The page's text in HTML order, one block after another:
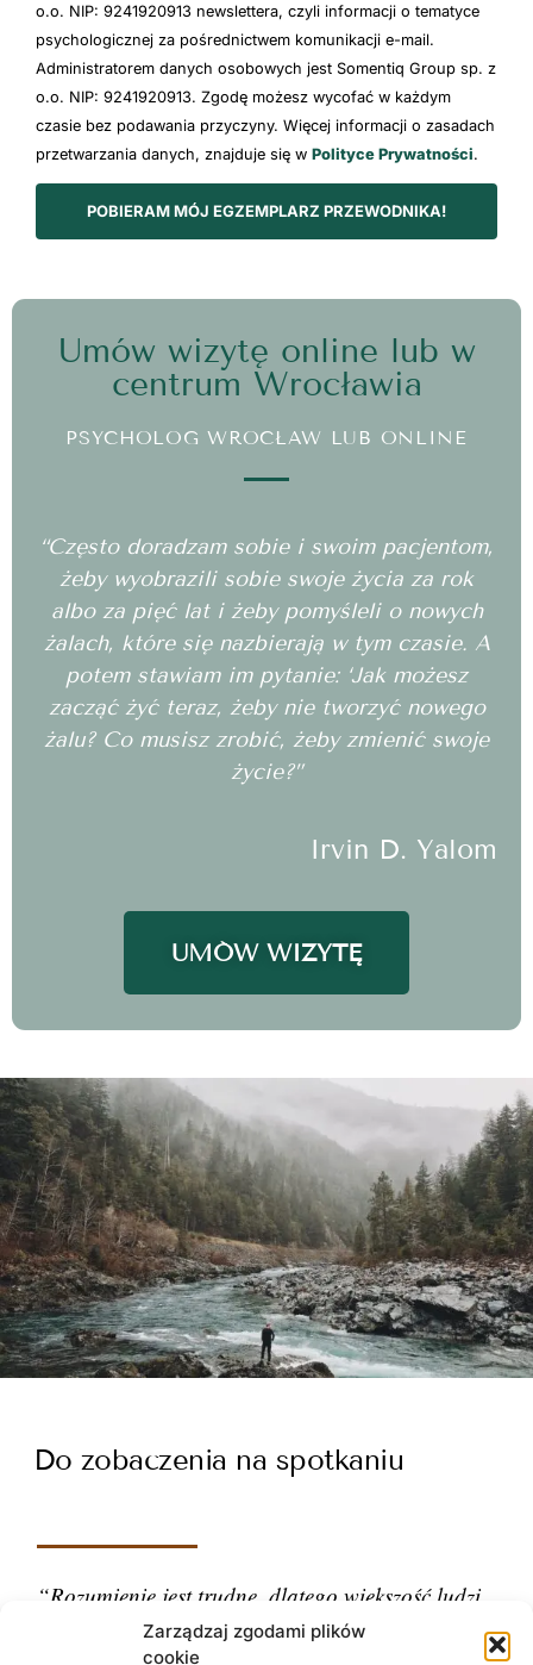
Zarządzaj zgodami plików
cookie
o.o. NIP: 9241920913 newslettera, czyli informacji o tematyce
psychologicznej za pośrednictwem komunikacji e-mail.
Administratorem danych osobowych jest Somentiq Group sp. z
o.o. NIP: 9241920913. Zgodę możesz wycofać w każdym
czasie bez podawania przyczyny. Więcej informacji o zasadach
przetwarzania danych, znajduje się w Polityce Prywatności.
POBIERAM MÓJ EGZEMPLARZ PRZEWODNIKA!
Umów wizytę online lub w
centrum Wrocławia
PSYCHOLOG WROCŁAW LUB ONLINE
“Często doradzam sobie i swoim pacjentom,
żeby wyobrazili sobie swoje życia za rok
albo za pięć lat i żeby pomyśleli o nowych
żalach, które się nazbierają w tym czasie. A
potem stawiam im pytanie: ‘Jak możesz
zacząć żyć teraz, żeby nie tworzyć nowego
żalu? Co musisz zrobić, żeby zmienić swoje
życie?”
Irvin D. Yalom
UMÓW WIZYTĘ
Do zobaczenia na spotkaniu
“Rozumienie jest trudne, dlatego większość ludzi